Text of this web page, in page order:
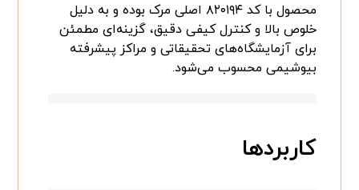
محصول با کد ۸۲۰۱۹۴ اصلی مرک بوده و به دلیل
خلوص بالا و کنترل کیفی دقیق، گزینه‌ای مطمئن
برای آزمایشگاه‌های تحقیقاتی و مراکز پیشرفته
بیوشیمی محسوب می‌شود.
کاربردها